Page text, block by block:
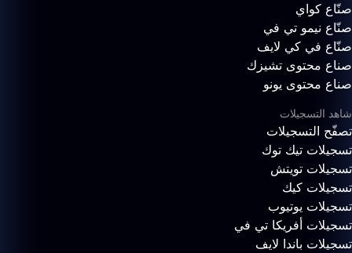
صنّاع كواي
صنّاع نيمو تي في
صنّاع في كي لايف
صناع محتوى تشيزك
صناع محتوى يونو
شاهد التسجيلات
تصفّح التسجيلات
تسجيلات تيك توك
تسجيلات تويتش
تسجيلات كيك
تسجيلات يوتيوب
تسجيلات أفريكا تي في
تسجيلات باندا لايف